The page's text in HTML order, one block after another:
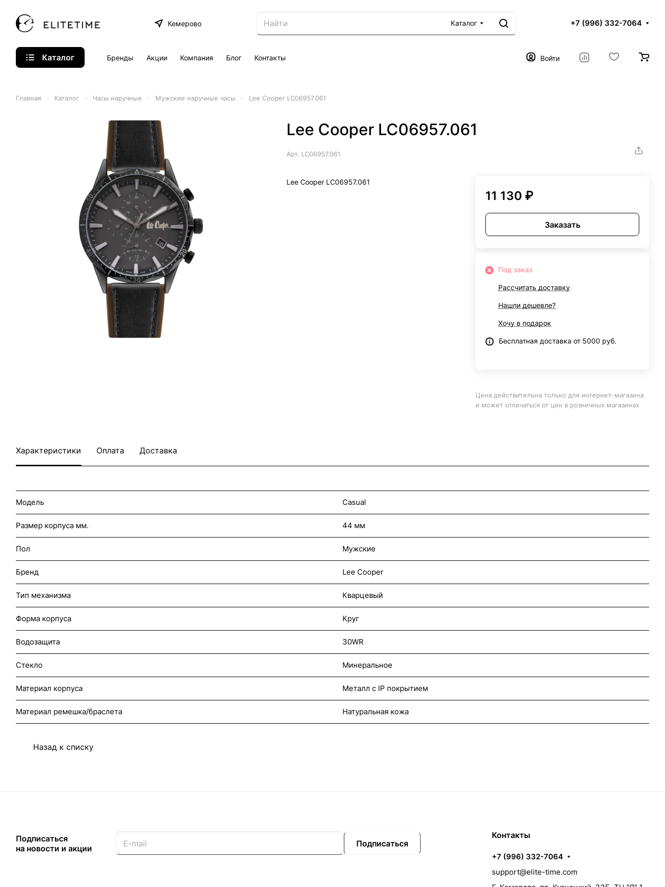
Кемерово Каталог +7 (996) 332-7064
Каталог Бренды Акции Компания Блог Контакты Войти
Главная Каталог Часы наручные Мужские наручные часы Lee Cooper LC06957.061
Lee Cooper LC06957.061
Арт. LC06957.061
Lee Cooper LC06957.061
11 130 ₽
Заказать
Под заказ
Рассчитать доставку
Нашли дешевле?
Хочу в подарок
Бесплатная доставка от 5000 руб.
Цена действительна только для интернет-магазина
и может отличаться от цен в розничных магазинах
Характеристики Оплата Доставка
Модель Casual
Размер корпуса мм. 44 мм
Пол Мужские
Бренд Lee Cooper
Тип механизма Кварцевый
Форма корпуса Круг
Водозащита 30WR
Стекло Минеральное
Материал корпуса Металл с IP покрытием
Материал ремешка/браслета Натуральная кожа
Назад к списку
Подписаться
на новости и акции
Подписаться
Контакты
+7 (996) 332-7064
support@elite-time.com